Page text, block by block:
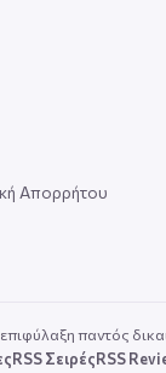
Απορρήτου
παντός
RSS ΣειρέςRSS